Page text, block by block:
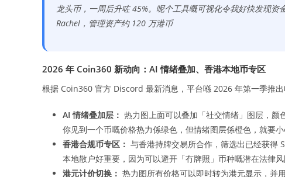
龙头币，一周后升咗 45%。呢个工具嘅可视化令我好快发现
Rachel，管理资产约 120 万港币
2026 年 Coin360 新动向：AI 情绪叠加、香港本地币专区
根据 Coin360 官方 Discord 最新消息，平台喺 2026 年第一季推出
AI 情绪叠加层： 热力图上面可以叠加「社交情绪」图层，
你见到一个币嘅价格热力係绿色，但情绪图层係橙色，就要小
香港合规币专区： 与香港持牌交易所合作，筛选出已经获得
本地散户好重要，因为可以避开「冇牌照」币种嘅潜在法律风
港元计价切换： 热力图所有价格可以即时转为港元显示，并